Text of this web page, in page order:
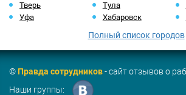
Тверь
Тула
Уфа
Хабаровск
Полный список городов
©Правда сотрудников- сайт отзывов о
Наши группы: